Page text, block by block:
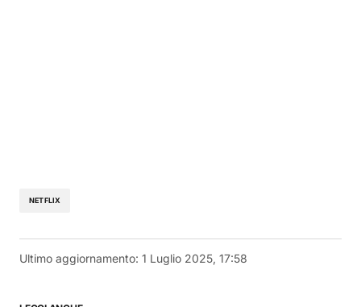
NETFLIX
Ultimo aggiornamento: 1 Luglio 2025, 17:58